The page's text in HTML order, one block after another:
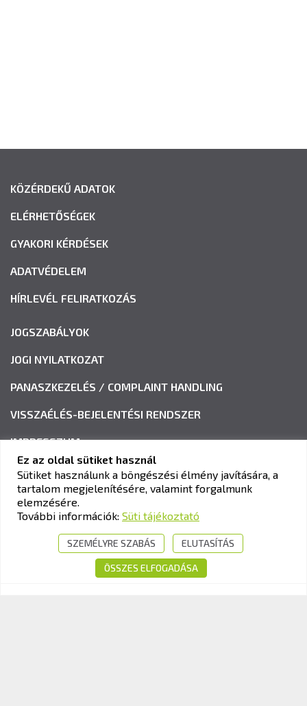
KÖZÉRDEKŰ ADATOK
ELÉRHETŐSÉGEK
GYAKORI KÉRDÉSEK
ADATVÉDELEM
HÍRLEVÉL FELIRATKOZÁS
JOGSZABÁLYOK
JOGI NYILATKOZAT
PANASZKEZELÉS / COMPLAINT HANDLING
VISSZAÉLÉS-BEJELENTÉSI RENDSZER
IMPRESSZUM
KAV KÖZLEKEDÉSI ALKALMASSÁGI ÉS VIZSGAKÖZPONT
Cím:1033 Budapest, Polgár utca 8-10.
+36-1-510-0101
info@kavk.hu
Ez az oldal sütiket használ
Sütiket használunk a böngészési élmény javítására, a
tartalom megjelenítésére, valamint forgalmunk
elemzésére.
További információk: Süti tájékoztató
SZEMÉLYRE SZABÁS ELUTASÍTÁS
ÖSSZES ELFOGADÁSA